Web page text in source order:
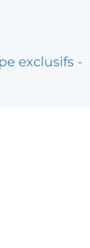
exclusifs -